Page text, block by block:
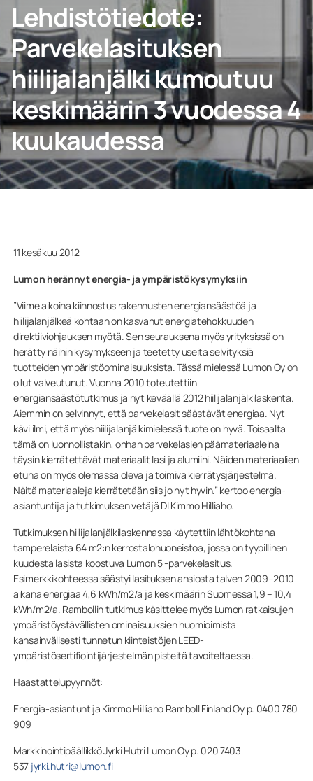
Kotiin
Ammattilaisille
Lehdistötiedote:
Parvekelasituksen
hiilijalanjälki kumoutuu
keskimäärin 3 vuodessa 4
kuukaudessa
11 kesäkuu 2012
Lumon herännyt energia- ja ympäristökysymyksiin
”Viime aikoina kiinnostus rakennusten energiansäästöä ja
hiilijalanjälkeä kohtaan on kasvanut energiatehokkuuden
direktiiviohjauksen myötä. Sen seurauksena myös yrityksissä on
herätty näihin kysymykseen ja teetetty useita selvityksiä
tuotteiden ympäristöominaisuuksista. Tässä mielessä Lumon Oy on
ollut valveutunut. Vuonna 2010 toteutettiin
energiansäästötutkimus ja nyt keväällä 2012 hiilijalanjälkilaskenta.
Aiemmin on selvinnyt, että parvekelasit säästävät energiaa. Nyt
kävi ilmi, että myös hiilijalanjälkimielessä tuote on hyvä. Toisaalta
tämä on luonnollistakin, onhan parvekelasien päämateriaaleina
täysin kierrätettävät materiaalit lasi ja alumiini. Näiden materiaalien
etuna on myös olemassa oleva ja toimiva kierrätysjärjestelmä.
Näitä materiaaleja kierrätetään siis jo nyt hyvin.” kertoo energia-
asiantuntija ja tutkimuksen vetäjä DI Kimmo Hilliaho.
Tutkimuksen hiilijalanjälkilaskennassa käytettiin lähtökohtana
tamperelaista 64 m2:n kerrostalohuoneistoa, jossa on tyypillinen
kuudesta lasista koostuva Lumon 5 -parvekelasitus.
Esimerkkikohteessa säästyi lasituksen ansiosta talven 2009–2010
aikana energiaa 4,6 kWh/m2/a ja keskimäärin Suomessa 1,9 – 10,4
kWh/m2/a. Rambollin tutkimus käsittelee myös Lumon ratkaisujen
ympäristöystävällisten ominaisuuksien huomioimista
kansainvälisesti tunnetun kiinteistöjen LEED-
ympäristösertifiointijärjestelmän pisteitä tavoiteltaessa.
Haastattelupyynnöt:
Energia-asiantuntija Kimmo Hilliaho Ramboll Finland Oy p. 0400 780
909
Markkinointipäällikkö Jyrki Hutri Lumon Oy p. 020 7403
537 jyrki.hutri@lumon.fi